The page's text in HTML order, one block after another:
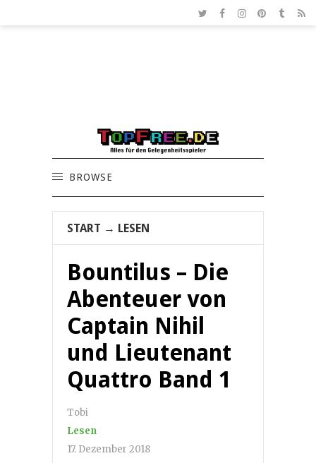
BROWSE
START → LESEN
Bountilus – Die
Abenteuer von
Captain Nihil
und Lieutenant
Quattro Band 1
Tobi
Lesen
17. Dezember 2018